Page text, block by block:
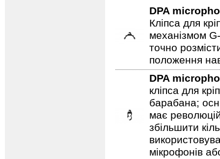
DPA
Кліпса для
механізмом
точно
положення
DPA
кліпса для
барабана;
має
збільшити
мікрофонів